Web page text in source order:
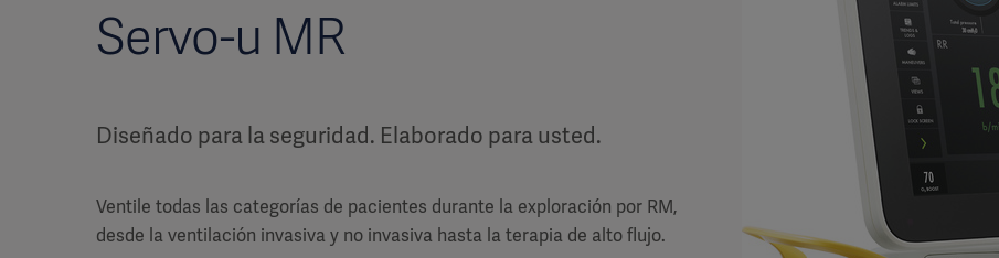
Servo-u MR
Diseñado para la seguridad. Elaborado para usted.
Ventile todas las categorías de pacientes durante la exploración por RM,
desde la ventilación invasiva y no invasiva hasta la terapia de alto flujo.